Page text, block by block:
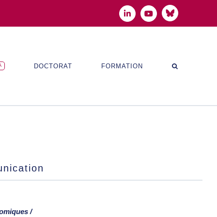
LinkedInYouTubeBluesky
DOCTORAT FORMATION
/